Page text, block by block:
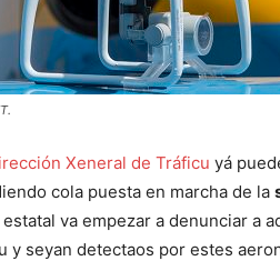
Xeneral de Tráficu yá
cola puesta en marcha de la
estatal va empezar a denunciar a
y seyan detectaos por estes